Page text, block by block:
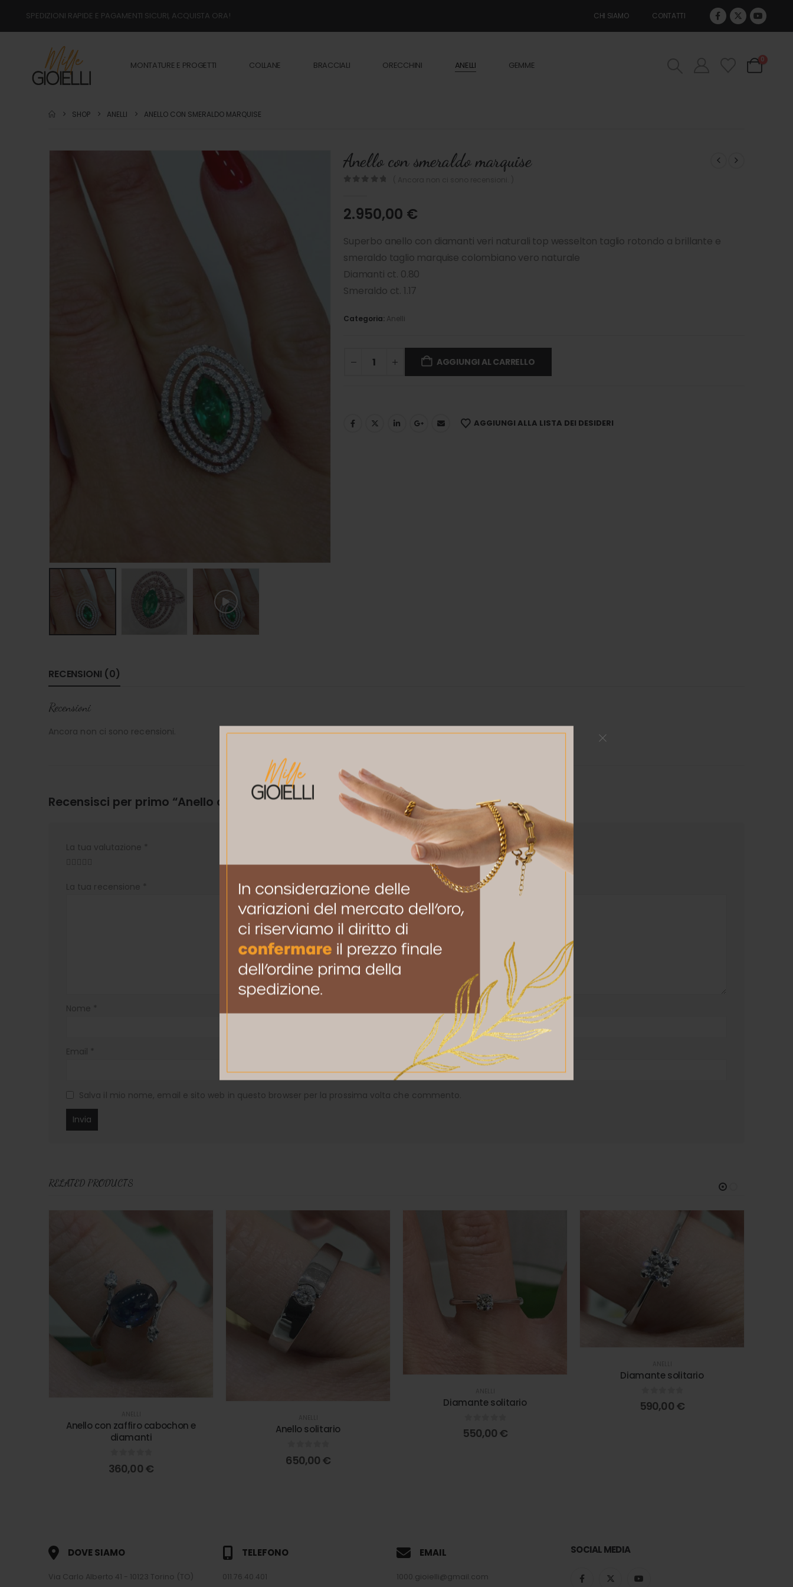
SPEDIZIONI RAPIDE E PAGAMENTI SICURI, ACQUISTA ORA! CHI SIAMO CONTATTI
MONTATURE E PROGETTI COLLANE BRACCIALI ORECCHINI ANELLI GEMME
0
SHOP ANELLI ANELLO CON SMERALDO MARQUISE
Anello con smeraldo marquise
2.950,00 €
Superbo anello con diamanti veri naturali top wesselton taglio rotondo a brillante e
smeraldo taglio marquise colombiano vero naturale
Diamanti ct. 0.80
Smeraldo ct. 1.17
Categoria: Anelli
AGGIUNGI AL CARRELLO
AGGIUNGI ALLA LISTA DEI DESIDERI
RECENSIONI (0)
Recensioni
Ancora non ci sono recensioni.
Recensisci per primo “Anello con smeraldo marquise”
La tua valutazione *
La tua recensione *
Nome *
Email *
Salva il mio nome, email e sito web in questo browser per la prossima volta che commento.
RELATED PRODUCTS
Anello con zaffiro cabochon e
diamanti
360,00 €
Anello solitario
650,00 €
Diamante solitario
0 out of 5
550,00 €
Diamante solitario
0 out of 5
590,00 €
DOVE SIAMO
Via Carlo Alberto 41 - 10123 Torino (TO)
TELEFONO
011.76.40.401
EMAIL
1000.gioielli@gmail.com
SOCIAL MEDIA